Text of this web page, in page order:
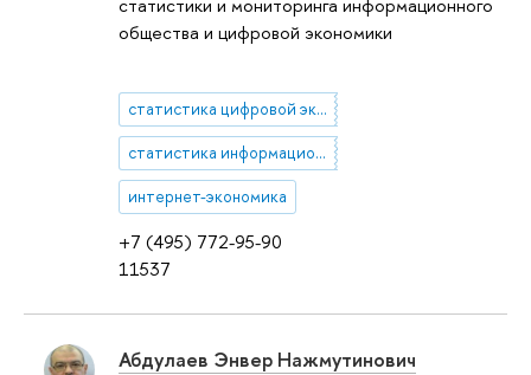
+7 (495) 772-95-90
11537
статистики и мониторинга информационного
общества и цифровой экономики
статистика цифровой экономики
статистика информационного общества
интернет-экономика
Абдулаев Энвер Нажмутинович